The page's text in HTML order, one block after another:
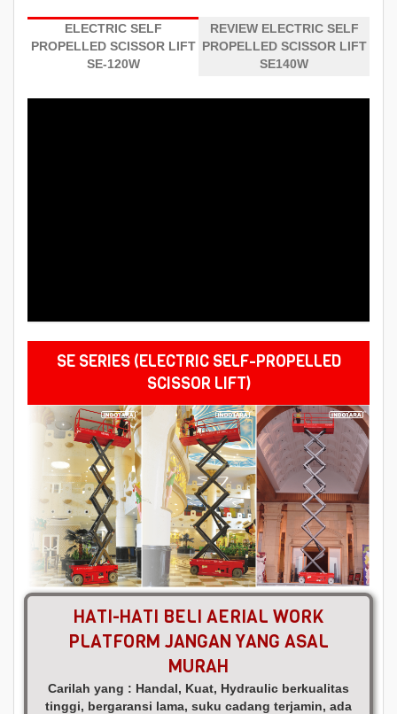
ELECTRIC SELF
PROPELLED SCISSOR LIFT
SE-120W
REVIEW ELECTRIC SELF
PROPELLED SCISSOR LIFT
SE140W
SE SERIES (ELECTRIC SELF-PROPELLED
SCISSOR LIFT)
HATI-HATI BELI AERIAL WORK
PLATFORM JANGAN YANG ASAL
MURAH
Carilah yang : Handal, Kuat, Hydraulic berkualitas
tinggi, bergaransi lama, suku cadang terjamin, ada